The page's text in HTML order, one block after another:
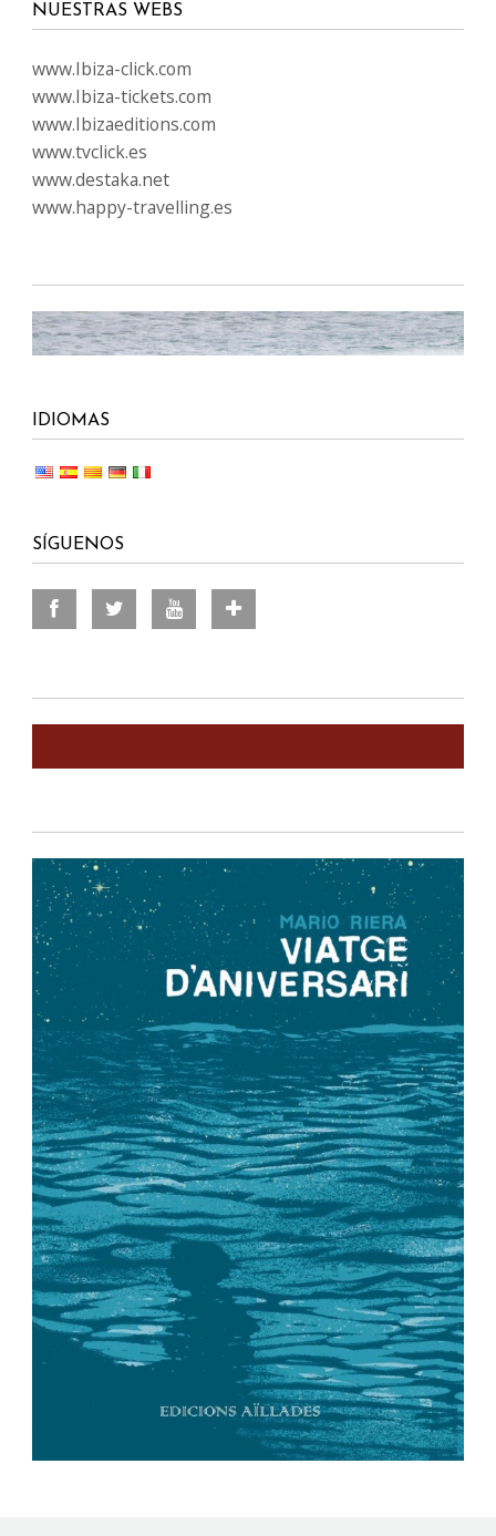
NUESTRAS WEBS
www.Ibiza-click.com
www.Ibiza-tickets.com
www.Ibizaeditions.com
www.tvclick.es
www.destaka.net
www.happy-travelling.es
IDIOMAS
SÍGUENOS